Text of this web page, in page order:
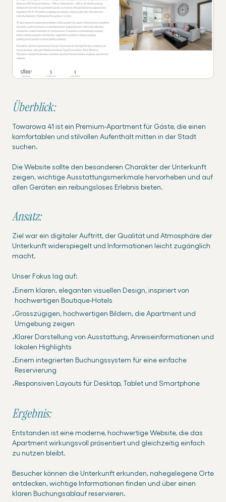
Überblick:
Towarowa 41 ist ein Premium-Apartment für Gäste, die einen
komfortablen und stilvollen Aufenthalt mitten in der Stadt
suchen.
Die Website sollte den besonderen Charakter der Unterkunft
zeigen, wichtige Ausstattungsmerkmale hervorheben und auf
allen Geräten ein reibungsloses Erlebnis bieten.
Ansatz:
Ziel war ein digitaler Auftritt, der Qualität und Atmosphäre der
Unterkunft widerspiegelt und Informationen leicht zugänglich
macht.
Unser Fokus lag auf:
•Einem klaren, eleganten visuellen Design, inspiriert von
hochwertigen Boutique-Hotels
•Grosszügigen, hochwertigen Bildern, die Apartment und
Umgebung zeigen
•Klarer Darstellung von Ausstattung, Anreiseinformationen und
lokalen Highlights
•Einem integrierten Buchungssystem für eine einfache
Reservierung
•Responsiven Layouts für Desktop, Tablet und Smartphone
Ergebnis:
Entstanden ist eine moderne, hochwertige Website, die das
Apartment wirkungsvoll präsentiert und gleichzeitig einfach
zu nutzen bleibt.
Besucher können die Unterkunft erkunden, nahegelegene Orte
entdecken, wichtige Informationen finden und über einen
klaren Buchungsablauf reservieren.